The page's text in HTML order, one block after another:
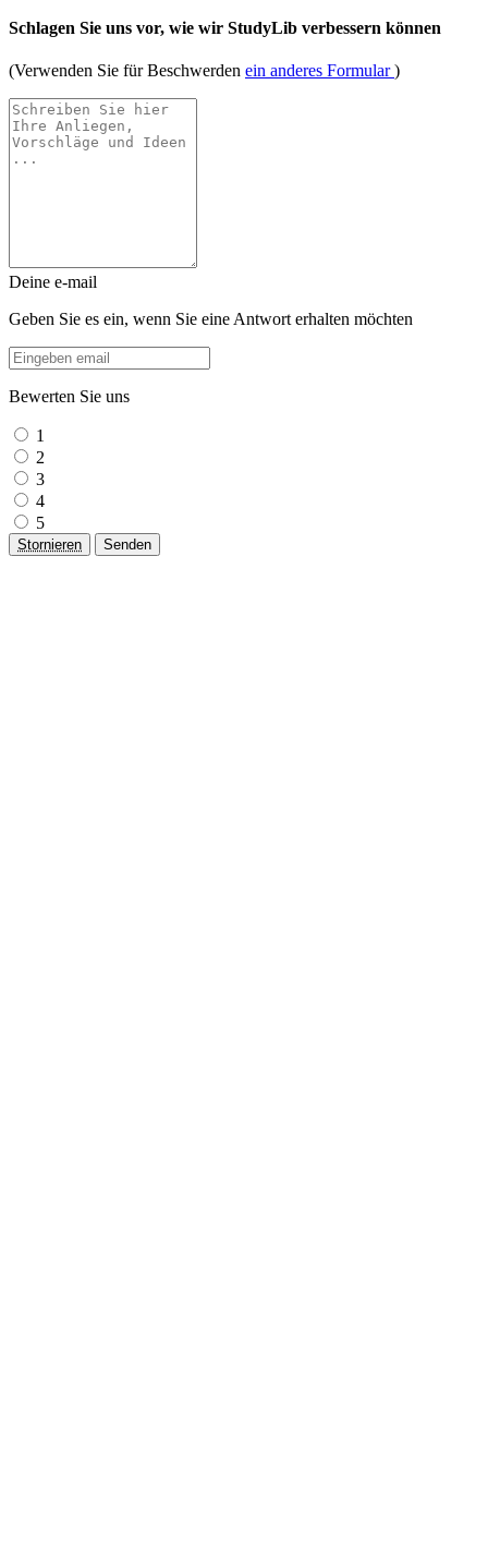
Schlagen Sie uns vor, wie wir StudyLib verbessern können
(Verwenden Sie für Beschwerden ein anderes Formular)
Deine e-mail
Geben Sie es ein, wenn Sie eine Antwort erhalten möchten
Bewerten Sie uns
1
2
3
4
5
Stornieren Senden